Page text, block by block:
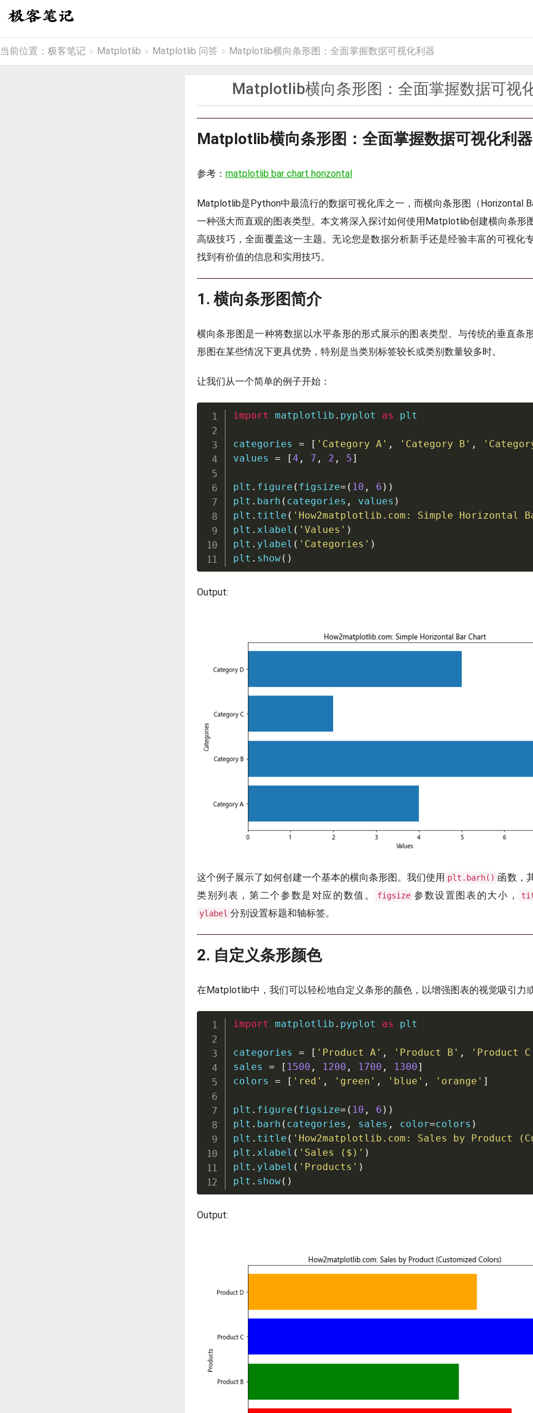
当前位置： 极客笔记 > Matplotlib > Matplotlib 问答 > Matplotlib横向条形图：全面掌握数据可视化利器
Matplotlib横向条形图：全面掌握数据可视
Matplotlib横向条形图：全面掌握数据可视化利器
参考： matplotlib bar chart horizontal
Matplotlib是Python中最流行的数据可视化库之一，而横向条形图（Horizontal
一种强大而直观的图表类型。本文将深入探讨如何使用Matplotlib创建横向条形
高级技巧，全面覆盖这一主题。无论您是数据分析新手还是经验丰富的可视化
找到有价值的信息和实用技巧。
1. 横向条形图简介
横向条形图是一种将数据以水平条形的形式展示的图表类型。与传统的垂直条
形图在某些情况下更具优势，特别是当类别标签较长或类别数量较多时。
让我们从一个简单的例子开始：
import matplotlib . pyplot as plt
categories = [ 'Category A' , 'Category B' ,
values = [4 , 7 , 2 , 5]
plt . figure ( figsize= ( 10 , 6 ) )
plt . barh ( categories , values )
plt . title ( 'How2matplotlib.com: Simple Horizontal
plt . xlabel ( 'Values' )
plt . ylabel ( 'Categories' )
plt . show( )
Output:
这个例子展示了如何创建一个基本的横向条形图。我们使用 plt.barh() 函数，
类别列表，第二个参数是对应的数值。
figsize 参数设置图表的大小，
ylabel 分别设置标题和轴标签。
2. 自定义条形颜色
在Matplotlib中，我们可以轻松地自定义条形的颜色，以增强图表的视觉吸引力
import matplotlib . pyplot as plt
categories = [ 'Product A' , 'Product B' , 'Product
sales = [ 1500 , 1200 , 1700 , 1300]
colors = [ 'red' , 'green' , 'blue' , 'orange' ]
plt . figure ( figsize= ( 10 , 6 ) )
plt . barh ( categories , sales , color=colors )
plt . title ( 'How2matplotlib.com: Sales by Product
plt . xlabel ( 'Sales ($)' )
plt . ylabel ( 'Products' )
plt . show( )
Output: